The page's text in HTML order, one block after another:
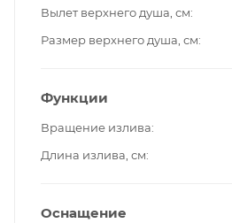
Вылет верхнего душа, см
Размер верхнего душа, см
Функции
Вращение излива
Длина излива, см
Оснащение